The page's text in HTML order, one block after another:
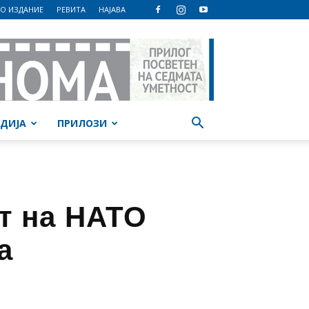
ИЗДАНИЕ РЕВИТА НАЈАВА
ПРИЛОЗИ
на НАТО